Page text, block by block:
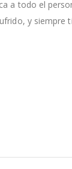
a todo el
y siempre